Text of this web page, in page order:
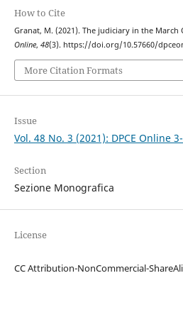
How to Cite
Granat, M. (2021). The judiciary in the March
Online, 48(3). https://doi.org/10.57660/
More Citation Formats
Issue
Vol. 48 No. 3 (2021): DPCE Online
Section
Sezione Monografica
License
CC Attribution-NonCommercial-